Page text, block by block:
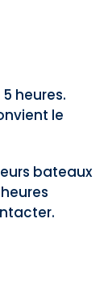
heures.
le
bateaux